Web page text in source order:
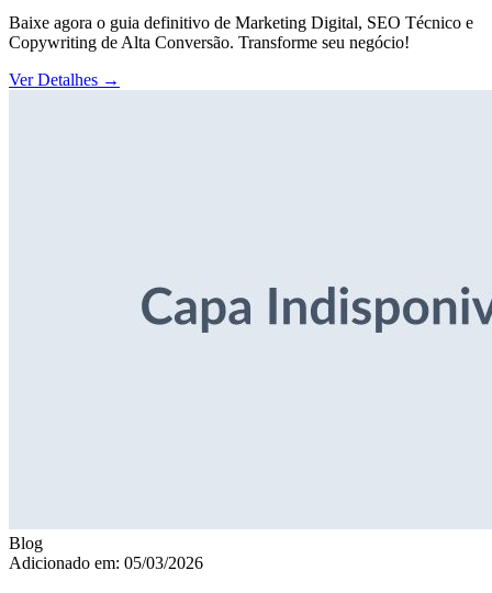
Baixe agora o guia definitivo de Marketing Digital, SEO Técnico e
Copywriting de Alta Conversão. Transforme seu negócio!
Ver Detalhes →
Blog
Adicionado em: 05/03/2026